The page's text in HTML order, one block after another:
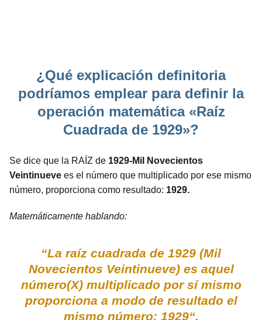
¿Qué explicación definitoria
podríamos emplear para definir la
operación matemática «Raíz
Cuadrada de 1929»?
Se dice que la RAÍZ de 1929-Mil Novecientos
Veintinueve es el número que multiplicado por ese mismo
número, proporciona como resultado: 1929.
Matemáticamente hablando:
“La raíz cuadrada de 1929 (Mil
Novecientos Veintinueve) es aquel
número(X) multiplicado por sí mismo
proporciona a modo de resultado el
mismo número: 1929“.